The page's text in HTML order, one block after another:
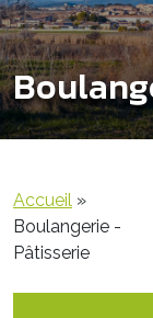
Accueil »
Boulangerie -
Pâtisserie